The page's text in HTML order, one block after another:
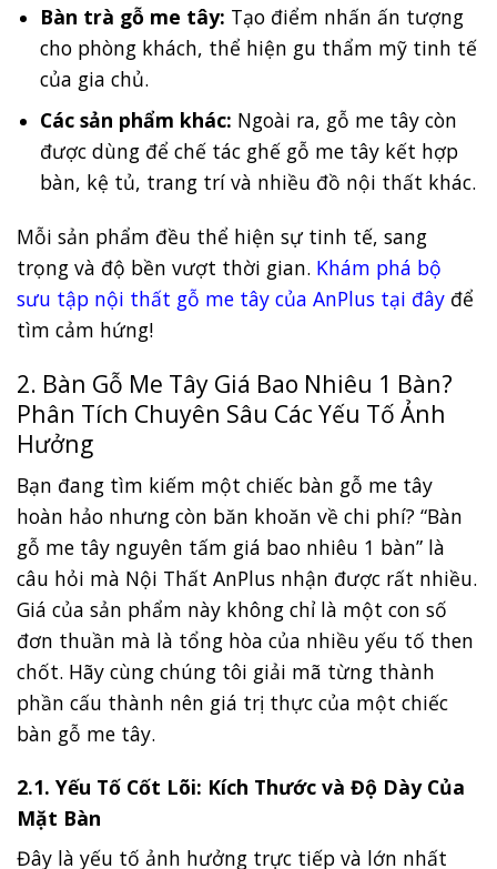
Bàn trà gỗ me tây: Tạo điểm nhấn ấn tượng
cho phòng khách, thể hiện gu thẩm mỹ tinh tế
của gia chủ.
Các sản phẩm khác: Ngoài ra, gỗ me tây còn
được dùng để chế tác ghế gỗ me tây kết hợp
bàn, kệ tủ, trang trí và nhiều đồ nội thất khác.
Mỗi sản phẩm đều thể hiện sự tinh tế, sang
trọng và độ bền vượt thời gian. Khám phá bộ
sưu tập nội thất gỗ me tây của AnPlus tại đây để
tìm cảm hứng!
2. Bàn Gỗ Me Tây Giá Bao Nhiêu 1 Bàn?
Phân Tích Chuyên Sâu Các Yếu Tố Ảnh
Hưởng
Bạn đang tìm kiếm một chiếc bàn gỗ me tây
hoàn hảo nhưng còn băn khoăn về chi phí? “Bàn
gỗ me tây nguyên tấm giá bao nhiêu 1 bàn” là
câu hỏi mà Nội Thất AnPlus nhận được rất nhiều.
Giá của sản phẩm này không chỉ là một con số
đơn thuần mà là tổng hòa của nhiều yếu tố then
chốt. Hãy cùng chúng tôi giải mã từng thành
phần cấu thành nên giá trị thực của một chiếc
bàn gỗ me tây.
2.1. Yếu Tố Cốt Lõi: Kích Thước và Độ Dày Của
Mặt Bàn
Đây là yếu tố ảnh hưởng trực tiếp và lớn nhất